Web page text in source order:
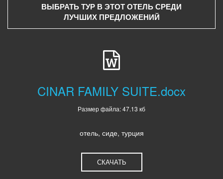
ВЫБРАТЬ ТУР В ЭТОТ ОТЕЛЬ СРЕДИ
ЛУЧШИХ ПРЕДЛОЖЕНИЙ
CINAR FAMILY SUITE.docx
Размер файла: 47.13 кб
отель, сиде, турция
СКАЧАТЬ